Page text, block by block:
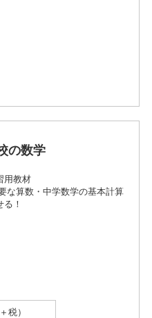
の数学
用教材
な算数・中学数学の基本計算
！
税）